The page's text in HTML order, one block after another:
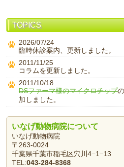
TOPICS
2026/07/24
臨時休診案内、更新しました。
2011/11/25
コラムを更新しました。
2011/10/18
DSファーマ様のマイクロチップ
加しました。
いなげ動物病院について
いなげ動物病院
〒263-0024
千葉県千葉市稲毛区穴川4−1−13
TEL:043-284-8368